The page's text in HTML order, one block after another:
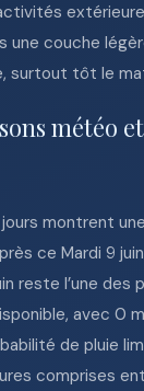
une couche
surtout tôt le
météo
montrent
ce Mardi 9
reste l’une des
avec 0
de pluie
comprises